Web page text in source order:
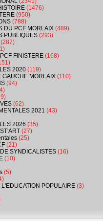
(1476)
(950)
(788)
DU PCF MORLAIX (489)
PUBLIQUES (293)
(287)
FINISTERE (168)
2020 (119)
GAUCHE MORLAIX (110)
(94)
(62)
2021 (43)
2026 (35)
(27)
(25)
(21)
SYNDICALISTES (16)
(10)
(5)
L'EDUCATION POPULAIRE (3)